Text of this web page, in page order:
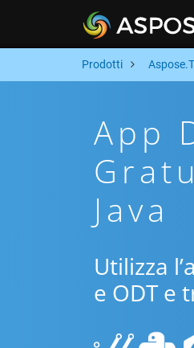
Prodotti
App
Java
Utilizza
e ODT e